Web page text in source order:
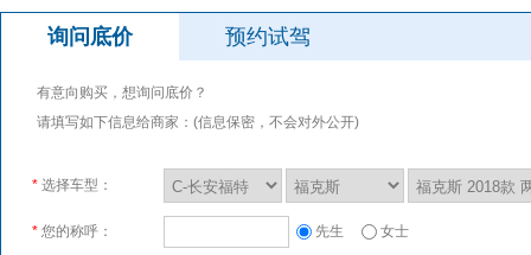
询问底价 预约试驾
有意向购买，想询问底价？
请填写如下信息给商家：(信息保密，不会对外公开)
* 选择车型：
* 您的称呼： 先生 女士